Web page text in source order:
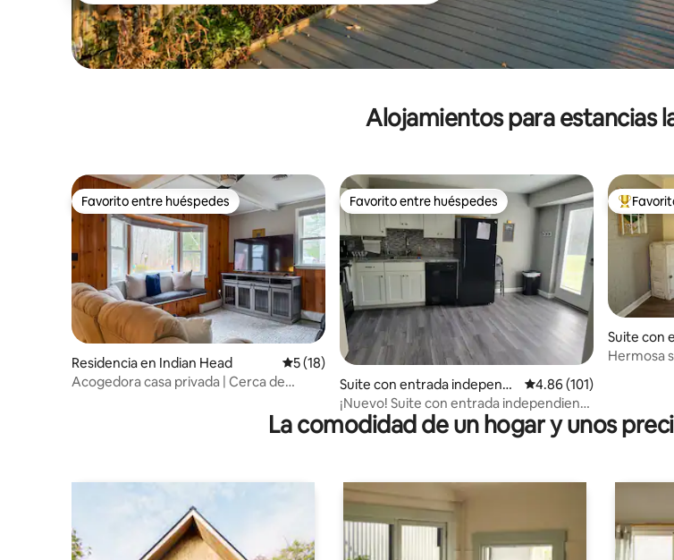
Alojamientos para estancias
Favorito entre huéspedes
Favorito entre huéspedes
Residencia en Indian Head Calificación promedio: 5 de 5; 18 evaluaciones
5 (18)
Acogedora casa privada | Cerca de
Favorito entre huéspedes
Favorito entre huéspedes
Suite con entrada independi
ente en 6, Waldorf
Calificación promedio:
4.86 (101)
¡Nuevo! Suite con entrada independiente
de 1 dormitorio
De los
Suite con
nte en La
Hermosa
La comodidad de un hogar y unos